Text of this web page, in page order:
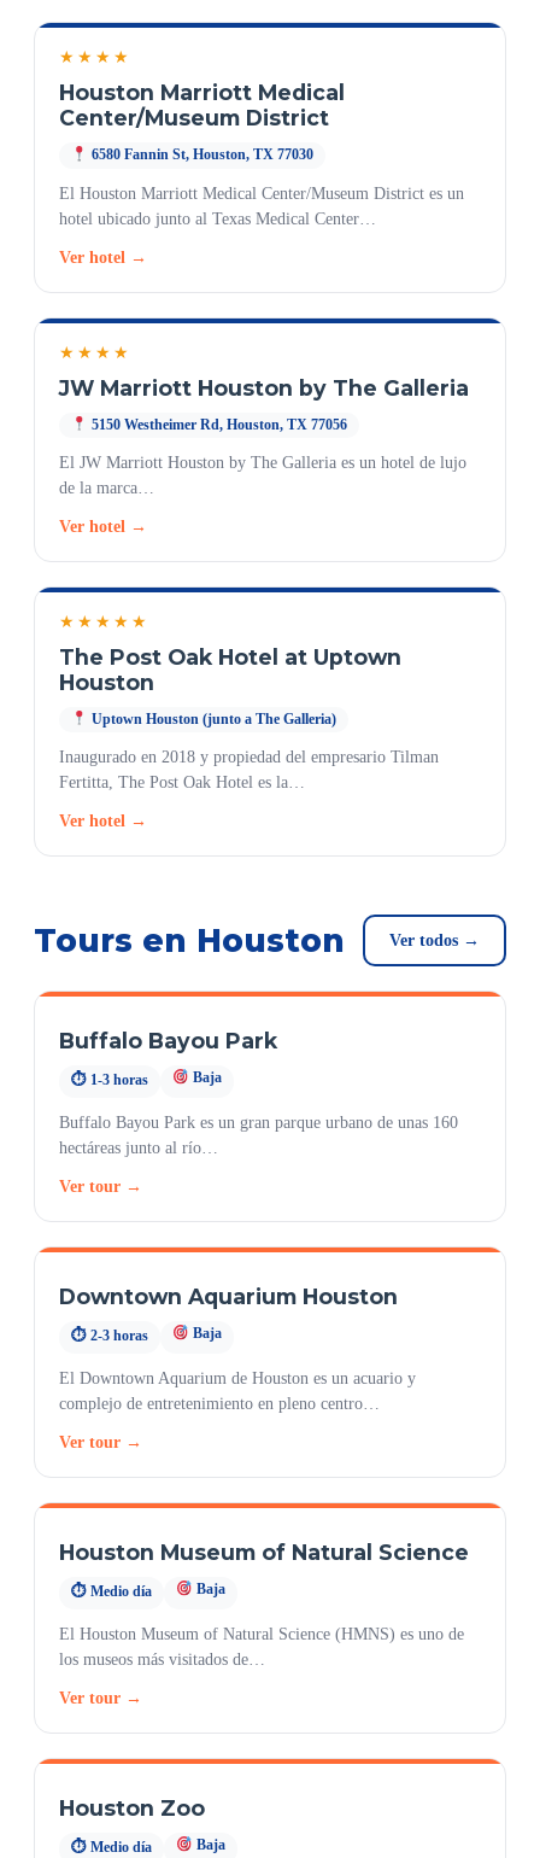
★★★★
Houston Marriott Medical
Center/Museum District
6580 Fannin St, Houston, TX 77030
El Houston Marriott Medical Center/Museum District es un
hotel ubicado junto al Texas Medical Center…
Ver hotel →
★★★★
JW Marriott Houston by The Galleria
5150 Westheimer Rd, Houston, TX 77056
El JW Marriott Houston by The Galleria es un hotel de lujo
de la marca…
Ver hotel →
★★★★★
The Post Oak Hotel at Uptown
Houston
Uptown Houston (junto a The Galleria)
Inaugurado en 2018 y propiedad del empresario Tilman
Fertitta, The Post Oak Hotel es la…
Ver hotel →
Tours en Houston Ver todos →
Buffalo Bayou Park
⏱ 1-3 horas Baja
Buffalo Bayou Park es un gran parque urbano de unas 160
hectáreas junto al río…
Ver tour →
Downtown Aquarium Houston
⏱ 2-3 horas Baja
El Downtown Aquarium de Houston es un acuario y
complejo de entretenimiento en pleno centro…
Ver tour →
Houston Museum of Natural Science
⏱ Medio día Baja
El Houston Museum of Natural Science (HMNS) es uno de
los museos más visitados de…
Ver tour →
Houston Zoo
⏱ Medio día Baja